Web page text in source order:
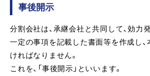
事後開示
分割会社は、承継会社と共同して、効力
一定の事項を記載した書面等を作成し
ければなりません。
これを、「事後開示」といいます。